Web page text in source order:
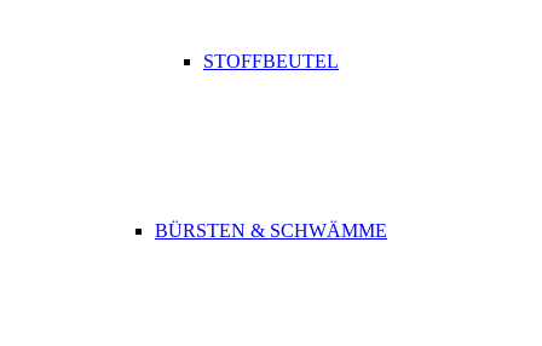
STOFFBEUTEL
BÜRSTEN & SCHWÄMME